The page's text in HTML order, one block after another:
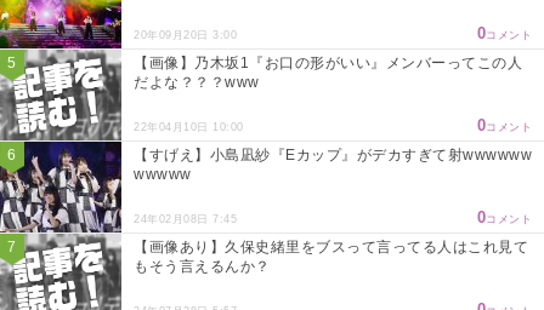
20年09月20日 3:00 0コメント
【画像】乃木坂1『お口の形がいい』メンバーってこの人
だよな？？？www
22年04月10日 10:00 0コメント
【すげえ】小島凪紗『Eカップ』がデカすぎて射wwwwww
wwwww
24年02月08日 7:45 0コメント
【画像あり】久保史緒里をブスって言ってる人はこれ見て
もそう言えるんか？